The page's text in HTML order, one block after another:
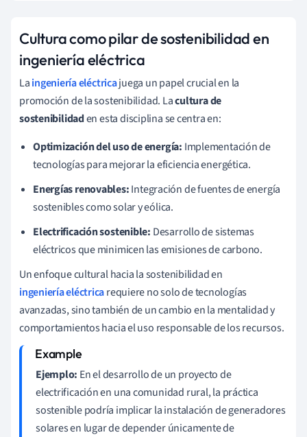
Cultura como pilar de sostenibilidad en
ingeniería eléctrica
Laingeniería eléctricajuega un papel crucial en la
promoción de la sostenibilidad. Lacultura de
sostenibilidaden esta disciplina se centra en:
Optimización del uso de energía: Implementación de
tecnologías para mejorar la eficiencia energética.
Energías renovables:Integración de fuentes de energía
sostenibles como solar y eólica.
Electrificación sostenible: Desarrollo de sistemas
eléctricos que minimicen las emisiones de carbono.
Un enfoque cultural hacia la sostenibilidad en
ingeniería eléctricarequiere no solo de tecnologías
avanzadas, sino también de un cambio en la mentalidad y
comportamientos hacia el uso responsable de los recursos.
Ejemplo: En el desarrollo de un proyecto de
electrificación en una comunidad rural, la práctica
sostenible podría implicar la instalación de generadores
solares en lugar de depender únicamente de